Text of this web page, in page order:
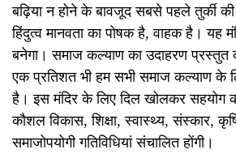
बढ़िया न होने के बावजूद सबसे पहले तुर्की
हिंदुत्व मानवता का पोषक है, वाहक है। यह
बनेगा। समाज कल्याण का उदाहरण प्रस्तुत
एक प्रतिशत भी हम सभी समाज कल्याण के
है। इस मंदिर के लिए दिल खोलकर सहयोग
कौशल विकास, शिक्षा, स्वास्थ्य, संस्कार,
समाजोपयोगी गतिविधियां संचालित होंगी।